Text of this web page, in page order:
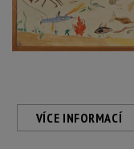
VÍCE INFORMACÍ